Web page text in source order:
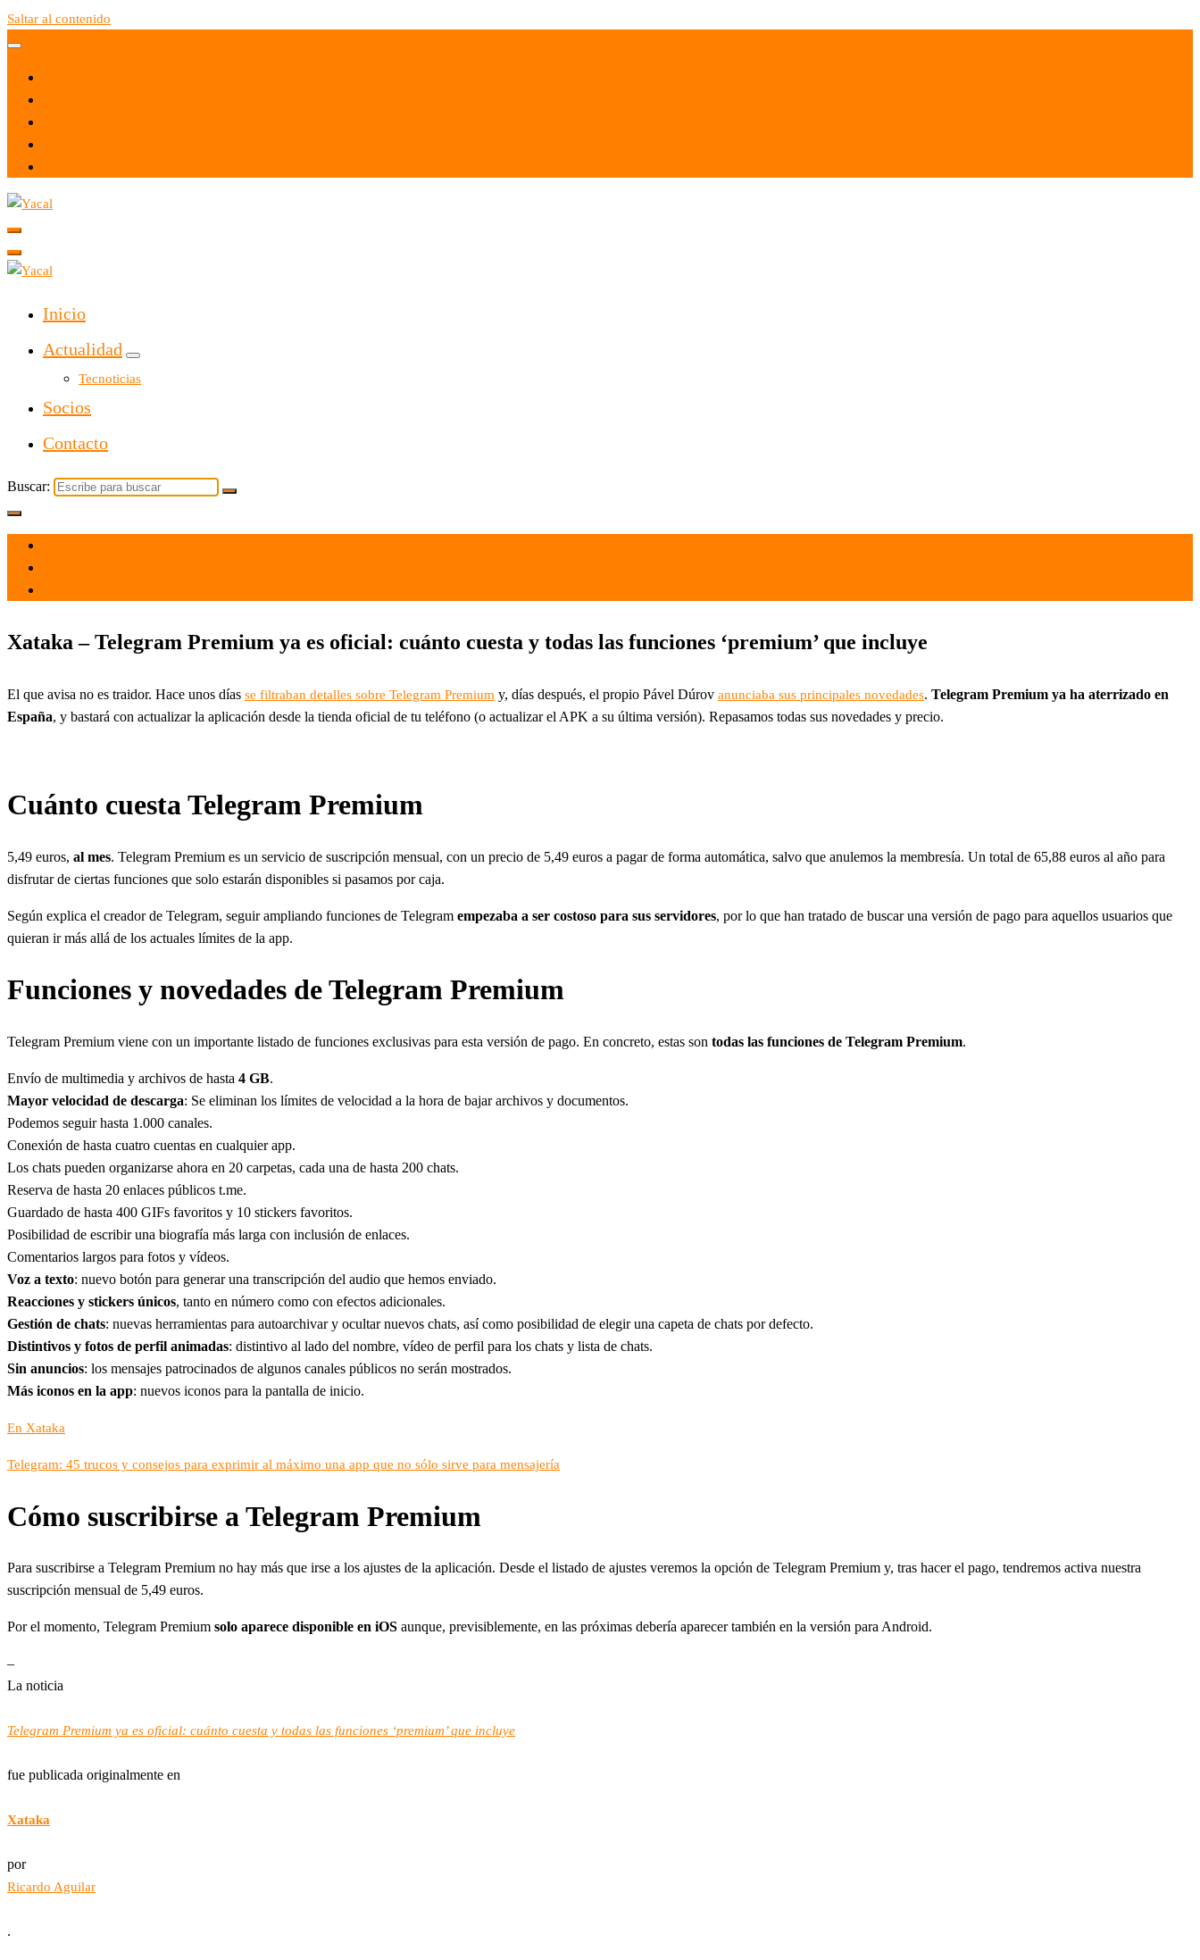
Saltar al contenido
Yacal micro hosting
Inicio
Actualidad
Tecnoticias
Socios
Contacto
Buscar:
Xataka – Telegram Premium ya es oficial: cuánto cuesta y todas las funciones ‘premium’ que incluye
El que avisa no es traidor. Hace unos días se filtraban detalles sobre Telegram Premium y, días después, el propio Pável Dúrov anunciaba sus principales novedades. Telegram Premium ya ha aterrizado en
España, y bastará con actualizar la aplicación desde la tienda oficial de tu teléfono (o actualizar el APK a su última versión). Repasamos todas sus novedades y precio.
Cuánto cuesta Telegram Premium
5,49 euros, al mes. Telegram Premium es un servicio de suscripción mensual, con un precio de 5,49 euros a pagar de forma automática, salvo que anulemos la membresía. Un total de 65,88 euros al año para
disfrutar de ciertas funciones que solo estarán disponibles si pasamos por caja.
Según explica el creador de Telegram, seguir ampliando funciones de Telegram empezaba a ser costoso para sus servidores, por lo que han tratado de buscar una versión de pago para aquellos usuarios que
quieran ir más allá de los actuales límites de la app.
Funciones y novedades de Telegram Premium
Telegram Premium viene con un importante listado de funciones exclusivas para esta versión de pago. En concreto, estas son todas las funciones de Telegram Premium.
Envío de multimedia y archivos de hasta 4 GB.
Mayor velocidad de descarga: Se eliminan los límites de velocidad a la hora de bajar archivos y documentos.
Podemos seguir hasta 1.000 canales.
Conexión de hasta cuatro cuentas en cualquier app.
Los chats pueden organizarse ahora en 20 carpetas, cada una de hasta 200 chats.
Reserva de hasta 20 enlaces públicos t.me.
Guardado de hasta 400 GIFs favoritos y 10 stickers favoritos.
Posibilidad de escribir una biografía más larga con inclusión de enlaces.
Comentarios largos para fotos y vídeos.
Voz a texto: nuevo botón para generar una transcripción del audio que hemos enviado.
Reacciones y stickers únicos, tanto en número como con efectos adicionales.
Gestión de chats: nuevas herramientas para autoarchivar y ocultar nuevos chats, así como posibilidad de elegir una capeta de chats por defecto.
Distintivos y fotos de perfil animadas: distintivo al lado del nombre, vídeo de perfil para los chats y lista de chats.
Sin anuncios: los mensajes patrocinados de algunos canales públicos no serán mostrados.
Más iconos en la app: nuevos iconos para la pantalla de inicio.
En Xataka
Telegram: 45 trucos y consejos para exprimir al máximo una app que no sólo sirve para mensajería
Cómo suscribirse a Telegram Premium
Para suscribirse a Telegram Premium no hay más que irse a los ajustes de la aplicación. Desde el listado de ajustes veremos la opción de Telegram Premium y, tras hacer el pago, tendremos activa nuestra
suscripción mensual de 5,49 euros.
Por el momento, Telegram Premium solo aparece disponible en iOS aunque, previsiblemente, en las próximas debería aparecer también en la versión para Android.
–
La noticia
Telegram Premium ya es oficial: cuánto cuesta y todas las funciones ‘premium’ que incluye
fue publicada originalmente en
Xataka
por
Ricardo Aguilar
.